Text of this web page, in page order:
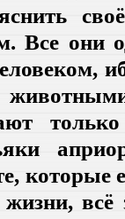
Все они
только
жизни,